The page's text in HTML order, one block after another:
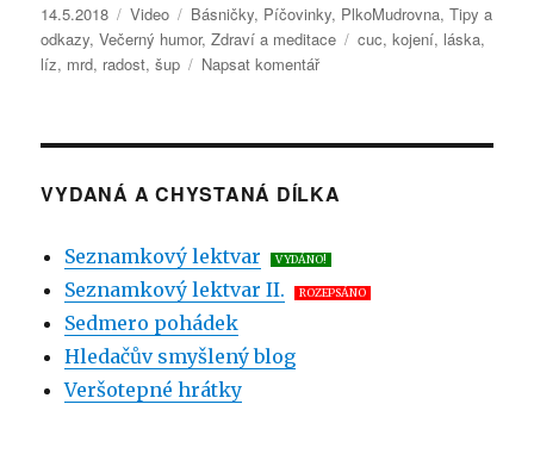
Publikováno:
14.5.2018 Formát:
Video Rubriky:
Básničky, Píčovinky, PlkoMudrovna,Tipy a
odkazy,Večerný humor,Zdraví a meditace Štítky:
cuc,kojení, láska,
líz, mrd, radost,šup Napsat komentářpro
názvem
P.M.
Stud
a
VYDANÁ A CHYSTANÁ DÍLKA
Seznamkový lektvar VYDÁNO!
Seznamkový lektvar II. ROZEPSÁNO
Sedmero pohádek
Hledačův smyšlený blog
Veršotepné hrátky